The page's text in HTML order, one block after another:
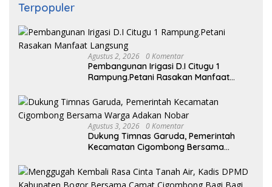
Terpopuler
Agustus 2, 2026 0 Komentar
Pembangunan Irigasi D.I Citugu 1
Rampung.Petani Rasakan Manfaat
Agustus 3, 2026 0 Komentar
Dukung Timnas Garuda, Pemerintah
Kecamatan Cigombong Bersama